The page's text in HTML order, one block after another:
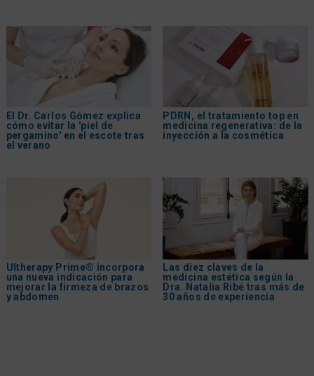
El Dr. Carlos Gómez explica
cómo evitar la 'piel de
pergamino' en el escote tras
el verano
PDRN, el tratamiento top en
medicina regenerativa: de la
inyección a la cosmética
Ultherapy Prime® incorpora
una nueva indicación para
mejorar la firmeza de brazos
y abdomen
Las diez claves de la
medicina estética según la
Dra. Natalia Ribé tras más de
30 años de experiencia